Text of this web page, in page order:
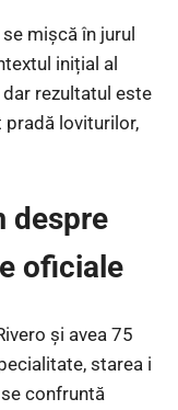
mișcă în jurul
inițial al
rezultatul este
pradă loviturilor,
despre
oficiale
și avea 75
starea i
confruntă